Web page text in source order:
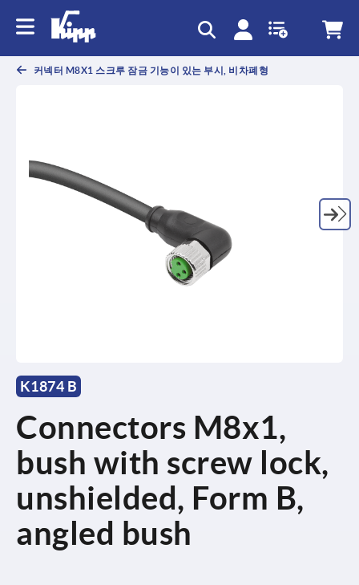
커넥터 M8X1 스크루 잠금 기능이 있는 부시, 비차폐형
K1874 B
Connectors M8x1,
bush with screw lock,
unshielded, Form B,
angled bush